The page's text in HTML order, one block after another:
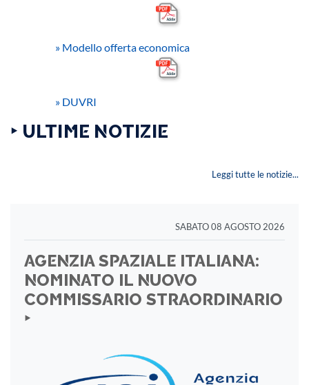
» Modello offerta economica
» DUVRI
‣ ULTIME NOTIZIE
Leggi tutte le notizie...
SABATO 08 AGOSTO 2026
AGENZIA SPAZIALE ITALIANA:
NOMINATO IL NUOVO
COMMISSARIO STRAORDINARIO
‣